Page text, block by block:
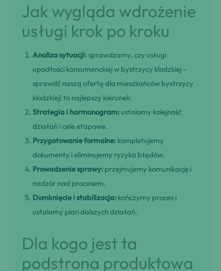
Jak wygląda wdrożenie
usługi krok po kroku
Analiza sytuacji: sprawdzamy, czy usługi
upadłości konsumenckiej w bystrzycy klodzkiej –
sprawdź naszą ofertę dla mieszkańców bystrzycy
klodzkiej! to najlepszy kierunek.
Strategia i harmonogram: ustalamy kolejność
działań i cele etapowe.
Przygotowanie formalne: kompletujemy
dokumenty i eliminujemy ryzyka błędów.
Prowadzenie sprawy: przejmujemy komunikację i
nadzór nad procesem.
Domknięcie i stabilizacja: kończymy proces i
ustalamy plan dalszych działań.
Dla kogo jest ta
podstrona produktowa